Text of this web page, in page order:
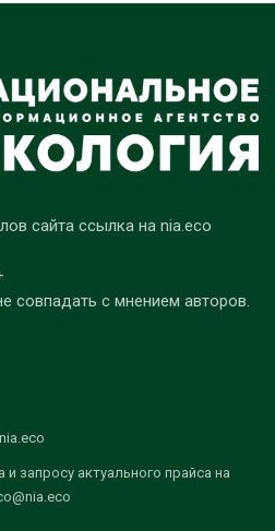
сайта ссылка на nia.eco
совпадать с мнением авторов.
запросу актуального прайса на